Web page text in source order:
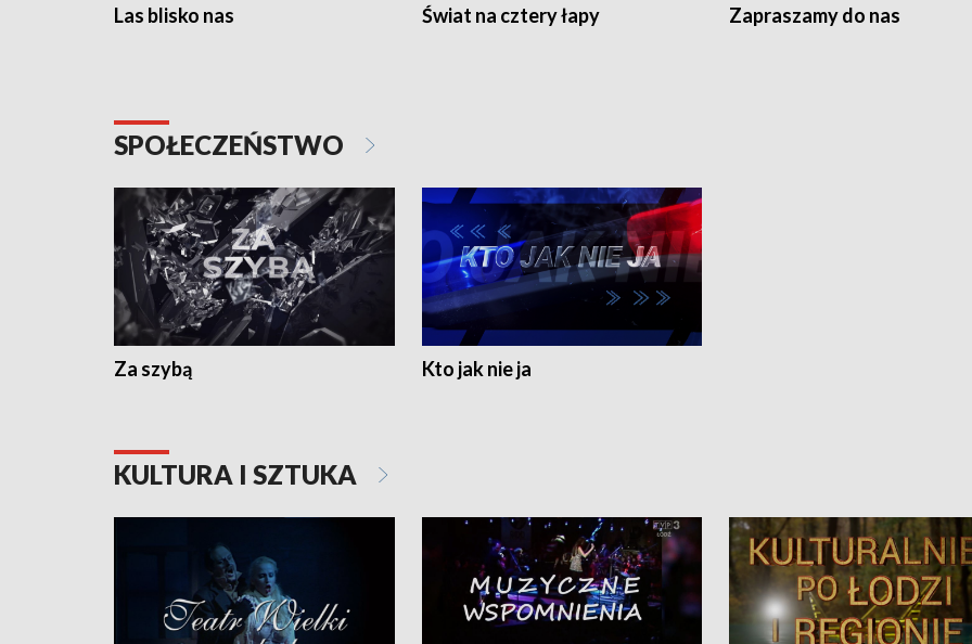
Las blisko nas Świat na cztery łapy Zapraszamy do nas
SPOŁECZEŃSTWO
Za szybą Kto jak nie ja
KULTURA I SZTUKA